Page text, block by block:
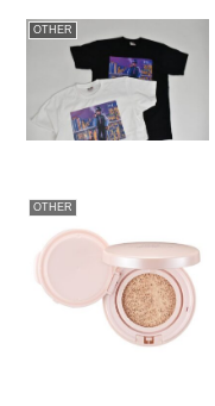
OTHER
OTHER